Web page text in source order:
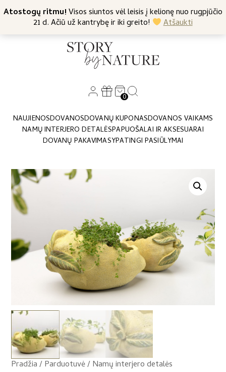
Atostogų ritmu!Visos siuntos vėl leisis į kelionę nuo rugpjūčio
21 d. Ačiū už kantrybę ir iki greito!
Atšaukti
Nemokamas siuntimas nuo 45 Eur +370 682 57369
0
NAUJIENOSDOVANOSDOVANŲ KUPONASDOVANOS VAIKAMS
NAMŲ INTERJERO DETALĖSPAPUOŠALAI IR AKSESUARAI
DOVANŲ PAKAVIMASYPATINGI PASIŪLYMAI
Pradžia/Parduotuvė/Namų interjero detalės
/